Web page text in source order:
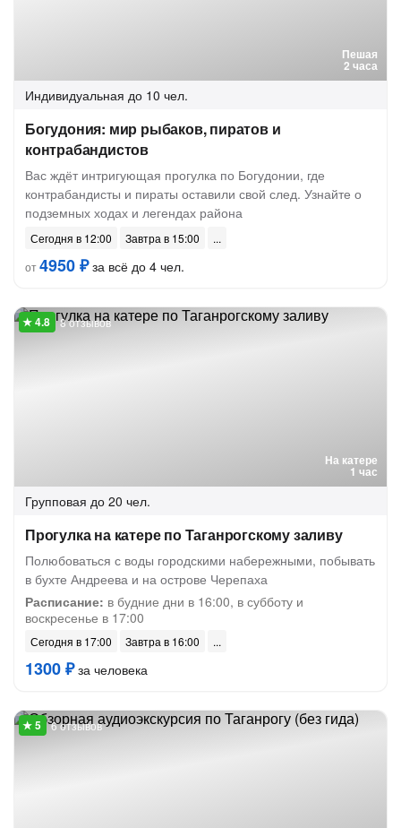
Пешая
2 часа
Индивидуальная до 10 чел.
Богудония: мир рыбаков, пиратов и
контрабандистов
Вас ждёт интригующая прогулка по Богудонии, где
контрабандисты и пираты оставили свой след. Узнайте о
подземных ходах и легендах района
Сегодня в 12:00
Завтра в 15:00
от4950 ₽за всё до 4 чел.
На катере
1 час
8 отзывов
Групповая до 20 чел.
Прогулка на катере по Таганрогскому заливу
Полюбоваться с воды городскими набережными, побывать
в ⁠бухте Андреева и на острове Черепаха
Расписание: в будние дни в 16:00, в субботу и
воскресенье в 17:00
Сегодня в 17:00 Завтра в 16:00
1300 ₽за человека
6 отзывов